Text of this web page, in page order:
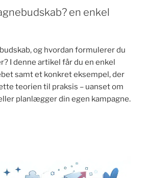
en enkel
og hvordan formulerer du
I denne artikel får du en enkel
samt et konkret eksempel, der
teorien til praksis – uanset om
planlægger din egen kampagne.